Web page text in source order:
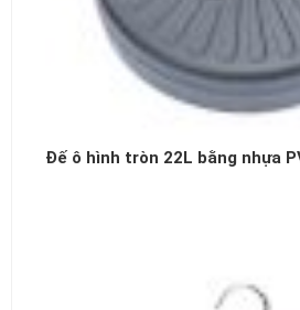
Đế ô hình tròn 22L bằng nhựa